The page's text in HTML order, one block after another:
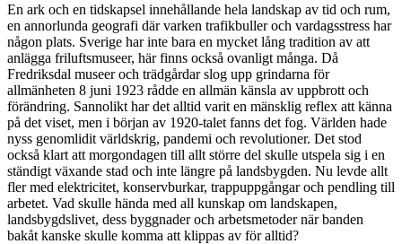
En ark och en tidskapsel innehållande hela landskap av tid och rum,
en annorlunda geografi där varken trafikbuller och vardagsstress har
någon plats. Sverige har inte bara en mycket lång tradition av att
anlägga friluftsmuseer, här finns också ovanligt många. Då
Fredriksdal museer och trädgårdar slog upp grindarna för
allmänheten 8 juni 1923 rådde en allmän känsla av uppbrott och
förändring. Sannolikt har det alltid varit en mänsklig reflex att känna
på det viset, men i början av 1920-talet fanns det fog. Världen hade
nyss genomlidit världskrig, pandemi och revolutioner. Det stod
också klart att morgondagen till allt större del skulle utspela sig i en
ständigt växande stad och inte längre på landsbygden. Nu levde allt
fler med elektricitet, konservburkar, trappuppgångar och pendling till
arbetet. Vad skulle hända med all kunskap om landskapen,
landsbygdslivet, dess byggnader och arbetsmetoder när banden
bakåt kanske skulle komma att klippas av för alltid?